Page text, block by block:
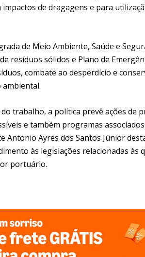
de dragagens e para
de Meio Ambiente, Saúde e
resíduos sólidos e Plano de
combate ao desperdício e
ambiental.
trabalho, a política prevê ações de
e também programas
Antonio Ayres dos Santos Júnior
às legislações relacionadas às
portuário.